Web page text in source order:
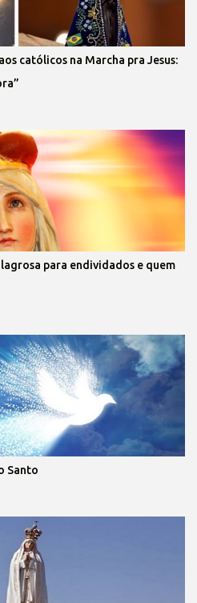
católicos na Marcha pra Jesus:
para endividados e quem
Santo